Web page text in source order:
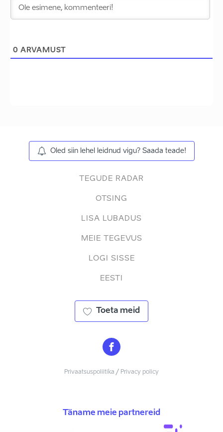
0 ARVAMUST
Oled siin lehel leidnud vigu? Saada teade!
TEGUDE RADAR
OTSING
LISA LUBADUS
MEIE TEGEVUS
LOGI SISSE
EESTI
Toeta meid
Privaatsuspoliitika / Privacy policy
Täname meie partnereid